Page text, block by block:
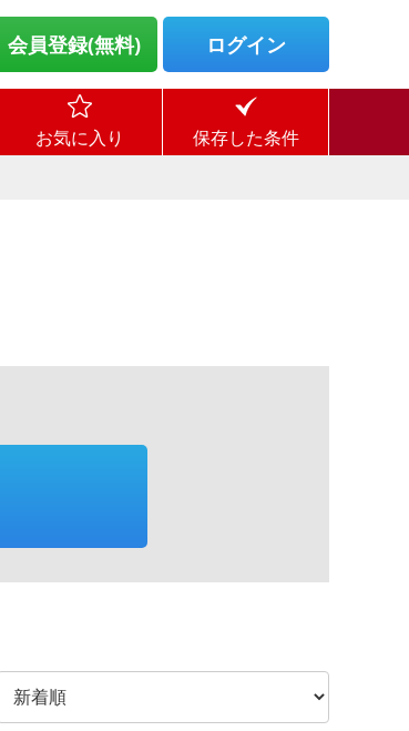
会員登録(無料) ログイン
お気に入り
保存した条件